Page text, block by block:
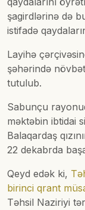
şagirdlərinə də
istifadə
Layihə
şəhərində
tutulub.
Sabunçu
məktəbin ibtidai
Balaqardaş
22 dekabrda
Qeyd edək ki,
birinci qrant
Təhsil Naziriyi